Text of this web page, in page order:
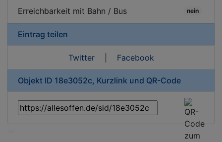
Erreichbarkeit mit Bahn / Bus nein
Eintrag teilen
Twitter| Facebook
Objekt ID 18e3052c, Kurzlink und QR-Code